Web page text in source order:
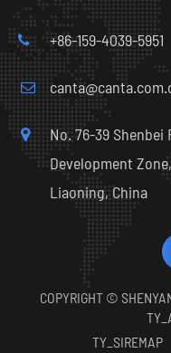
+86-159-4039-5951
No. 76-39 Shenbei
Development
Liaoning, China
COPYRIGHT ©
TY_SIREMAP